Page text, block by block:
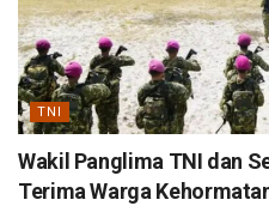
TNI
Wakil Panglima TNI dan
Terima Warga